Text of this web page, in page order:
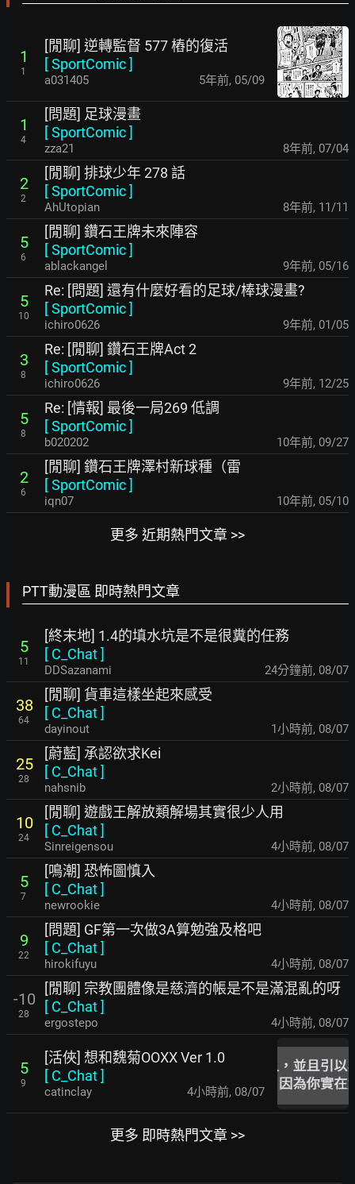
1
1
[閒聊] 逆轉監督 577 樁的復活
[SportComic]
a031405 5年前, 05/09
1
4
[問題] 足球漫畫
[SportComic]
zza21 8年前, 07/04
2
2
[閒聊] 排球少年 278 話
[SportComic]
AhUtopian 8年前, 11/11
5
6
[閒聊] 鑽石王牌未來陣容
[SportComic]
ablackangel 9年前, 05/16
5
10
Re: [問題] 還有什麼好看的足球/棒球漫畫?
[SportComic]
ichiro0626 9年前, 01/05
3
8
Re: [閒聊] 鑽石王牌Act 2
[SportComic]
ichiro0626 9年前, 12/25
5
8
Re: [情報] 最後一局269 低調
[SportComic]
b020202 10年前, 09/27
2
6
[閒聊] 鑽石王牌澤村新球種（雷
[SportComic]
iqn07 10年前, 05/10
更多 近期熱門文章 >>
PTT動漫區 即時熱門文章
5
11
[終末地] 1.4的填水坑是不是很糞的任務
[ C_Chat]
DDSazanami 24分鐘前, 08/07
38
64
[閒聊] 貨車這樣坐起來感受
[ C_Chat]
dayinout 1小時前, 08/07
25
28
[蔚藍] 承認欲求Kei
[ C_Chat]
nahsnib 2小時前, 08/07
10
24
[閒聊] 遊戲王解放類解場其實很少人用
[ C_Chat]
Sinreigensou 4小時前, 08/07
5
7
[鳴潮] 恐怖圖慎入
[ C_Chat]
newrookie 4小時前, 08/07
9
22
[問題] GF第一次做3A算勉強及格吧
[ C_Chat]
hirokifuyu 4小時前, 08/07
-10
28
[閒聊] 宗教團體像是慈濟的帳是不是滿混亂的呀
[ C_Chat]
ergostepo 4小時前, 08/07
5
9
[活俠] 想和魏菊OOXX Ver 1.0
[ C_Chat]
catinclay 4小時前, 08/07
更多 即時熱門文章 >>